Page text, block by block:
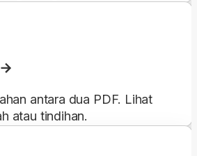
antara dua PDF. Lihat
atau tindihan.